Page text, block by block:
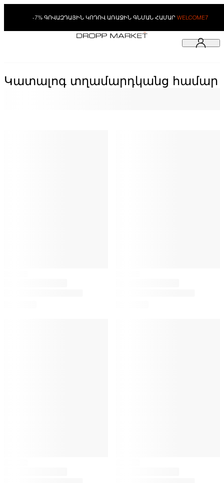
-7% ԳՈՎԱԶԴԱՅԻՆ ԿՈԴՈՎ ԱՌԱՋԻՆ ԳՆՄԱՆ ՀԱՄԱՐ WELCOME7
Կատալոգ տղամարդկանց համար